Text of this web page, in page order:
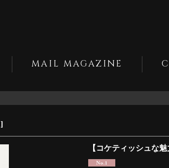
MAIL MAGAZINE
]
【コケティッシュな